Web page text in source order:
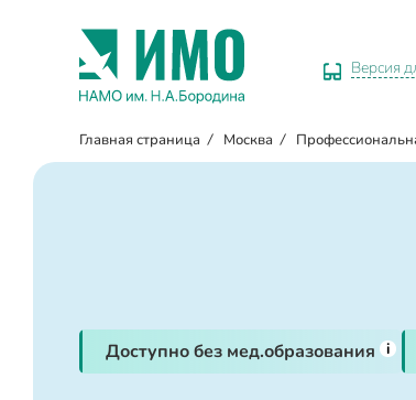
Версия
Главная страница / Москва /
Доступно без мед.образования i